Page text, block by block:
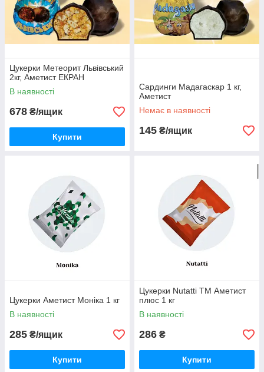
Цукерки Метеорит Львівський
2кг, Аметист ЕКРАН
В наявності
678 ₴/ящик
Купити
Сардинги Мадагаскар 1 кг,
Аметист
Немає в наявності
145 ₴/ящик
Цукерки Аметист Моніка 1 кг
В наявності
285 ₴/ящик
Купити
Цукерки Nutatti ТМ Аметист
плюс 1 кг
В наявності
286 ₴
Купити